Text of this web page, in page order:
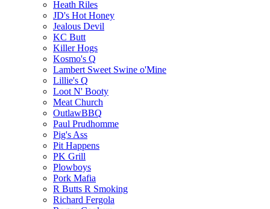
Heath Riles
JD's Hot Honey
Jealous Devil
KC Butt
Killer Hogs
Kosmo's Q
Lambert Sweet Swine o'Mine
Lillie's Q
Loot N' Booty
Meat Church
OutlawBBQ
Paul Prudhomme
Pig's Ass
Pit Happens
PK Grill
Plowboys
Pork Mafia
R Butts R Smoking
Richard Fergola